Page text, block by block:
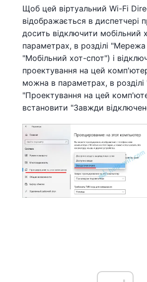
Щоб цей віртуальний Wi-Fi
відображається в диспетчері
досить відключити мобільний
параметрах, в розділі "Мережа
"Мобільний хот-спот") і
проектування на цей
можна в параметрах, в
"Проектування на цей
встановити "Завжди